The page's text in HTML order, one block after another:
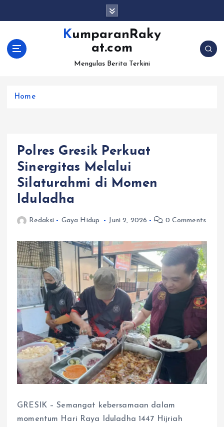
KumparanRaky
at.com
Mengulas Berita Terkini
Home
Polres Gresik Perkuat
Sinergitas Melalui
Silaturahmi di Momen
Iduladha
Redaksi Gaya Hidup Juni 2, 2026 0 Comments
GRESIK – Semangat kebersamaan dalam
momentum Hari Raya Iduladha 1447 Hijriah